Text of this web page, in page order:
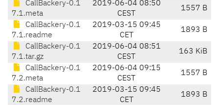
CallBackery-0.1
7.1.meta
2019-06-04 08:50
CEST
1557 B
CallBackery-0.1
7.1.readme
2019-03-15 09:45
CET
1893 B
CallBackery-0.1
7.1.tar.gz
2019-06-04 08:51
CEST
163 KiB
CallBackery-0.1
7.2.meta
2019-06-04 09:15
CEST
1557 B
CallBackery-0.1
7.2.readme
2019-03-15 09:45
CET
1893 B